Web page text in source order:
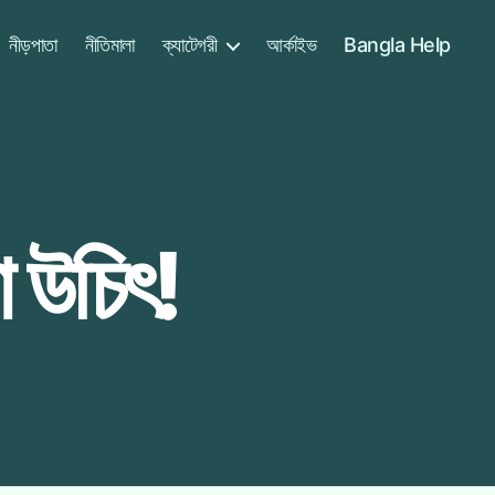
নীড়পাতা নীতিমালা ক্যাটেগরী আর্কাইভ Bangla Help
উচিৎ!